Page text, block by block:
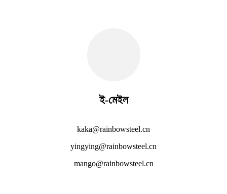
ই-মেইল
kaka@rainbowsteel.cn
yingying@rainbowsteel.cn
mango@rainbowsteel.cn